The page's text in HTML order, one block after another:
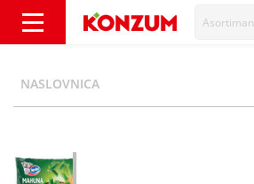
Asortiman
NASLOVNICA